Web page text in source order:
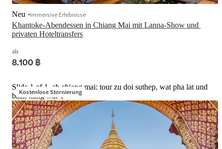
Khantoke-Abendessen in Chiang Mai mit Lanna-Show und
privaten Hoteltransfers
Neu Immersive Erlebnisse
ab
8.100 ฿
Kostenlose Stornierung
Slide 1 of 1, ab chiang mai: tour zu doi suthep, wat pha lat und
baan kang wat-1